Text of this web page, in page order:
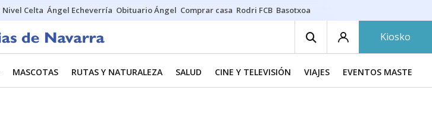
Nivel Celta Ángel Echeverría Obituario Ángel Comprar casa Rodri FCB Basotxoa
Kiosko
MASCOTAS RUTAS Y NATURALEZA SALUD CINE Y TELEVISIÓN VIAJES EVENTOS